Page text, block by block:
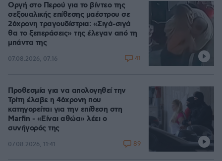
Οργή στο Περού για το βίντεο της
σεξουαλικής επίθεσης μαέστρου σε
26χρονη τραγουδίστρια: «Σιγά-σιγά
θα το ξεπεράσεις» της έλεγαν από τη
μπάντα της
07.08.2026, 07:16 41
Προθεσμία για να απολογηθεί την
Τρίτη έλαβε η 46χρονη που
κατηγορείται για την επίθεση στη
Marfin - «Είναι αθώα» λέει ο
συνήγορός της
07.08.2026, 11:41 89